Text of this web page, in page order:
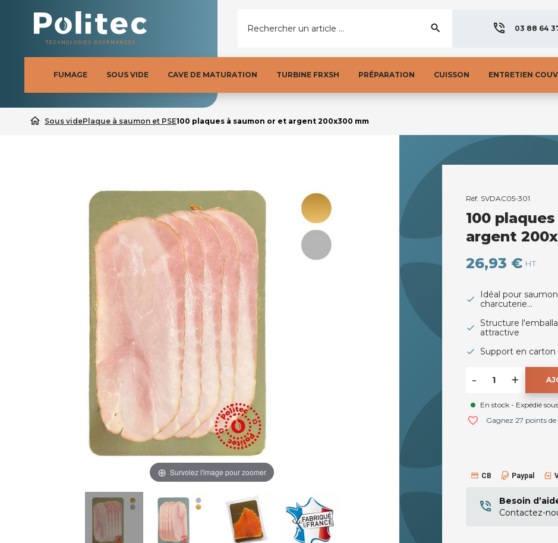
Rechercher un article ... search 03 88 64
FUMAGE SOUS VIDE CAVE DE MATURATION TURBINE FRXSH PRÉPARATION CUISSON ENTRETIEN
home Sous videPlaque à saumon et PSE100 plaques à saumon or et argent 200x300 mm
Survolez l'image pour zoomer
Réf. SVDAC05-301
100
argent
26,93 € HT
Idéal pour
charcuterie...
Structure
attractive
Support en carton
- +
En stock - Expédié
favorite_border Gagnez 27 points de
CB Paypal
Besoin
Contactez-